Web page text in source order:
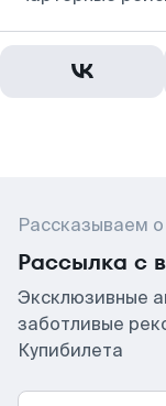
Рассказываем
Рассылка с
Эксклюзивные
заботливые
Купибилета